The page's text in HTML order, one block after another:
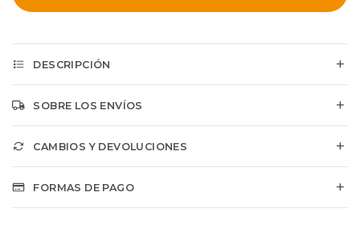
DESCRIPCIÓN
SOBRE LOS ENVÍOS
CAMBIOS Y DEVOLUCIONES
FORMAS DE PAGO